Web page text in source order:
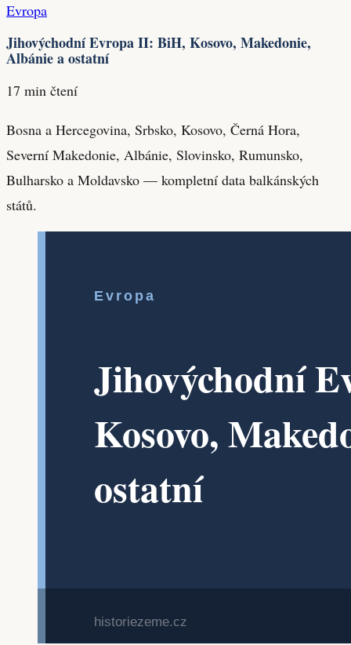
Evropa
Jihovýchodní Evropa II: BiH, Kosovo, Makedonie,
Albánie a ostatní
17 min čtení
Bosna a Hercegovina, Srbsko, Kosovo, Černá Hora,
Severní Makedonie, Albánie, Slovinsko, Rumunsko,
Bulharsko a Moldavsko — kompletní data balkánských
států.